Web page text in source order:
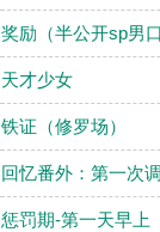
奖励（半公开sp男
天才少女
铁证（修罗场）
回忆番外：第一次
惩罚期-第一天早上